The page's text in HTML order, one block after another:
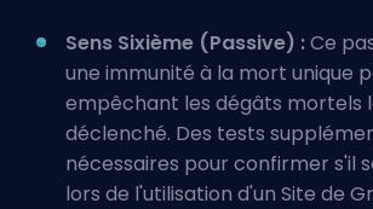
Sens Sixième (Passive) :Ce
une immunité à la mort unique
empêchant les dégâts mortels
déclenché. Des tests
nécessaires pour confirmer s'il
lors de l'utilisation d'un Site de